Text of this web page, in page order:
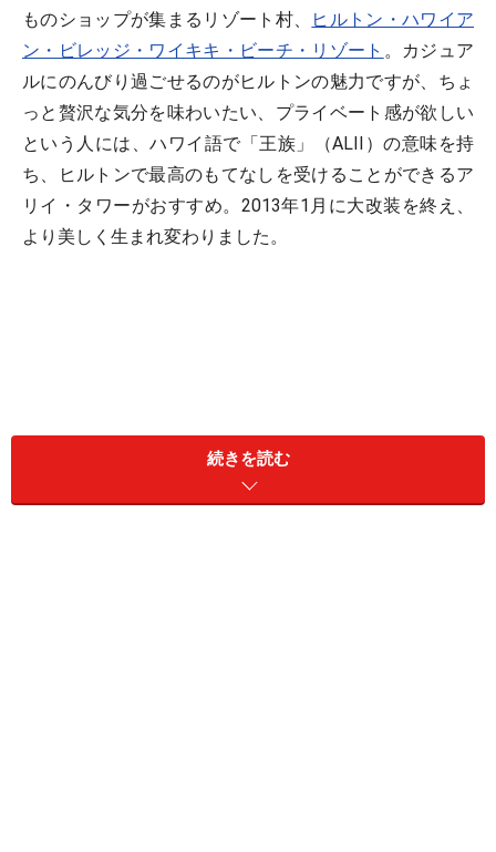
ものショップが集まるリゾート村、
ヒルトン・ハワイア
ン・ビレッジ・ワイキキ・ビーチ・リゾート 。カジュア
ルにのんびり過ごせるのがヒルトンの魅力ですが、ちょ
っと贅沢な気分を味わいたい、プライベート感が欲しい
という人には、ハワイ語で「王族」（ALII）の意味を持
ち、ヒルトンで最高のもてなしを受けることができるア
リイ・タワーがおすすめ。2013年1月に大改装を終え、
より美しく生まれ変わりました。
続きを読む